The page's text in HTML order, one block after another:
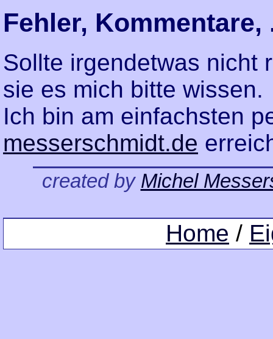
Fehler, Kommentare,
Sollte irgendetwas nicht
sie es mich bitte wissen.
Ich bin am einfachsten
messerschmidt.de
created by Michel
Home /